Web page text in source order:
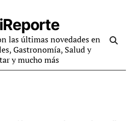
las últimas novedades en
Gastronomía, Salud y
y mucho más